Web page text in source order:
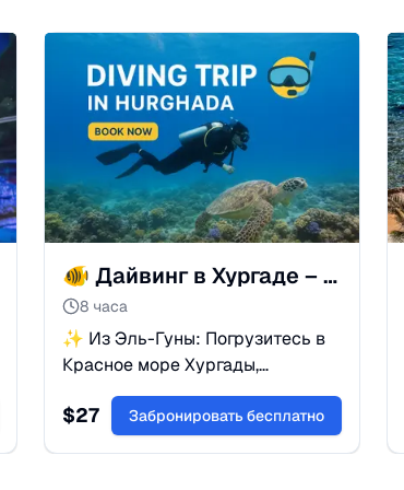
🐠 Дайвинг в Хургаде – Чудеса Красного моря из Эль-Гуны
8 часа
✨ Из Эль-Гуны: Погрузитесь в
Красное море Хургады,
исследуйте яркие коралловые
рифы и откройте богатый
$27 Забронировать бесплатно